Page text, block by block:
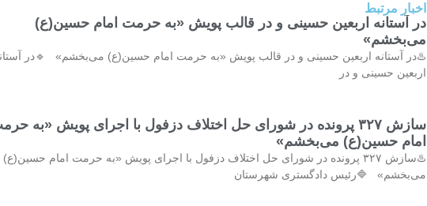
اخبار مرتبط
در آستانه اربعین حسینی و در قالب پویش «به حرمت امام حسین(ع)
می‌بخشم»
♨️در آستانه اربعین حسینی و در قالب پویش «به حرمت امام حسین(ع) می‌بخشم» 🔹در
اربعین حسینی و در
سازش ۳۲۷ پرونده در شورای حل اختلاف دزفول با اجرای پویش «به
امام حسین(ع) می‌بخشم»
♨️سازش ۳۲۷ پرونده در شورای حل اختلاف دزفول با اجرای پویش «به حرمت امام حسین(ع)
می‌بخشم» 🔷️رئیس دادگستری شهرستان